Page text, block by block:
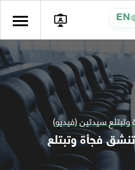
EN
سيدتين (فيديو)
فجأة وتبتلع